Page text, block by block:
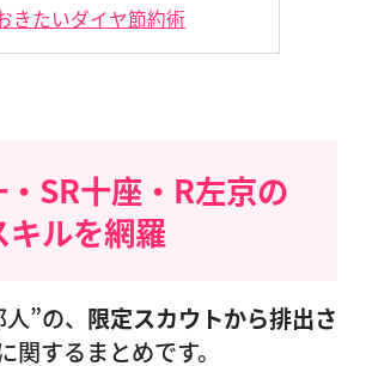
きたいダイヤ節約術
・SR十座・R左京の
キルを網羅
”の、 限定スカウトから排出さ
関するまとめです。